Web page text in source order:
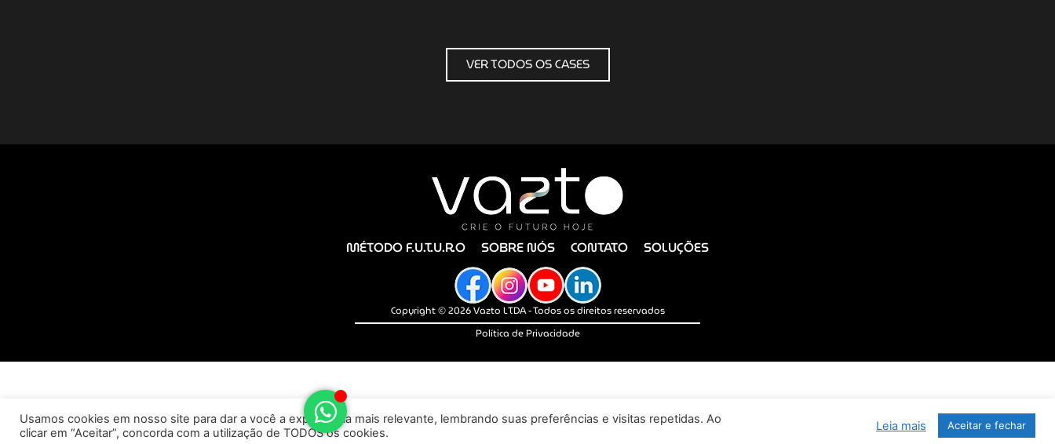
VER TODOS OS CASES
MÉTODO F.U.T.U.R.O SOBRE NÓS CONTATO SOLUÇÕES
Copyright © 2026 Vazto LTDA - Todos os direitos reservados
Política de Privacidade
Usamos cookies em nosso site para dar a você a experiência mais relevante, lembrando suas preferências e visitas repetidas. Ao
clicar em “Aceitar”, concorda com a utilização de TODOS os cookies.
Leia mais Aceitar e fechar